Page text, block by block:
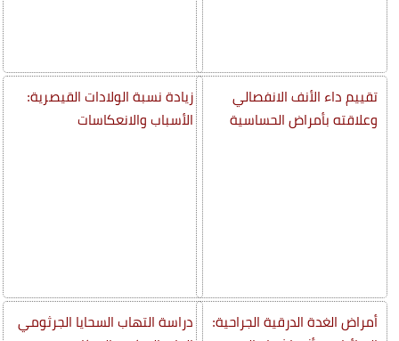
تقييم داء الأنف الانفصالي
وعلاقته بأمراض الحساسية
أمراض الغدة الدرقية الجراحية:
زيادة نسبة الولادات القيصرية:
الأسباب والانعكاسات
دراسة التهاب السحايا الجرثومي